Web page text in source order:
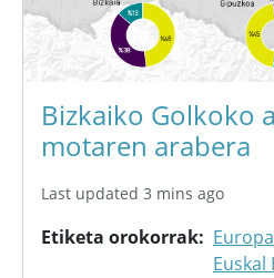
Bizkaiko Golkoko
motaren arabera
Last updated 3 mins ago
Etiketa orokorrak
Europa
Euskal